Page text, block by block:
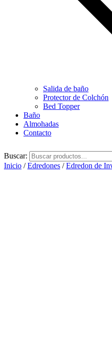
Salida de baño
Protector de Colchón
Bed Topper
Baño
Almohadas
Contacto
Buscar:
Inicio /Edredones /Edredon de